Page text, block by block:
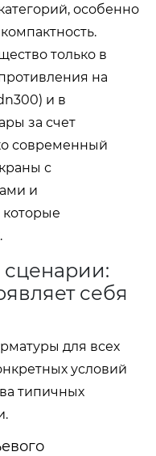
особенно
только в
на
и в
за счет
современный
с
и
себя
для всех
условий
типичных